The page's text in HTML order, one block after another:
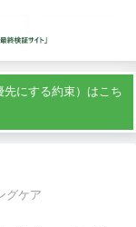
にする約束）はこち
グケア